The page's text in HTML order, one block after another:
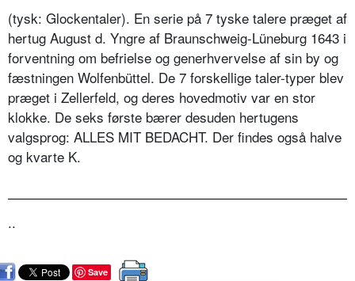
(tysk: Glockentaler). En serie på 7 tyske talere præget af
hertug August d. Yngre af Braunschweig-Lüneburg 1643 i
forventning om befrielse og generhvervelse af sin by og
fæstningen Wolfenbüttel. De 7 forskellige taler-typer blev
præget i Zellerfeld, og deres hovedmotiv var en stor
klokke. De seks første bærer desuden hertugens
valgsprog: ALLES MIT BEDACHT. Der findes også halve
og kvarte K.
..
Save